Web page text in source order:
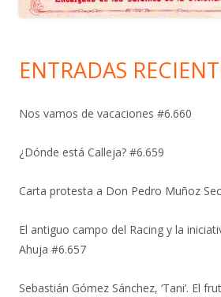
ENTRADAS
Nos vamos de vacaciones #6.660
¿Dónde está Calleja? #6.659
Carta protesta a Don Pedro Muñoz
El antiguo campo del Racing y la
Ahuja #6.657
Sebastián Gómez Sánchez, ‘Tani’. El